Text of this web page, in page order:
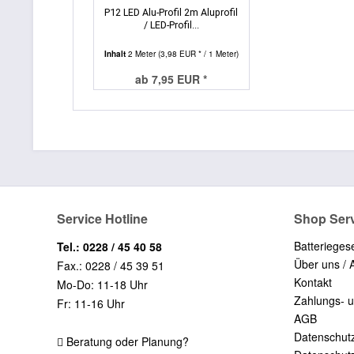
P12 LED Alu-Profil 2m Aluprofil
/ LED-Profil...
Inhalt 2 Meter(3,98 EUR * / 1 Meter)
ab 7,95 EUR *
Service Hotline
Tel.: 0228 / 45 40 58
Fax.: 0228 / 45 39 51
Mo-Do: 11-18 Uhr
Fr: 11-16 Uhr
Beratung oder Planung?
Shop
Über uns /
Kontakt
Zahlungs-
AGB